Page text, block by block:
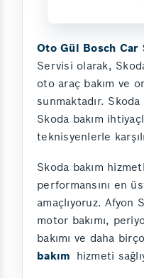
Oto Gül Bosch Car
Servisi olarak,
oto araç bakım ve
sunmaktadır.
Skoda bakım
teknisyenlerle
Skoda bakım
performansını en
amaçlıyoruz. Afyon
motor bakımı,
bakımı ve daha
bakım hizmeti